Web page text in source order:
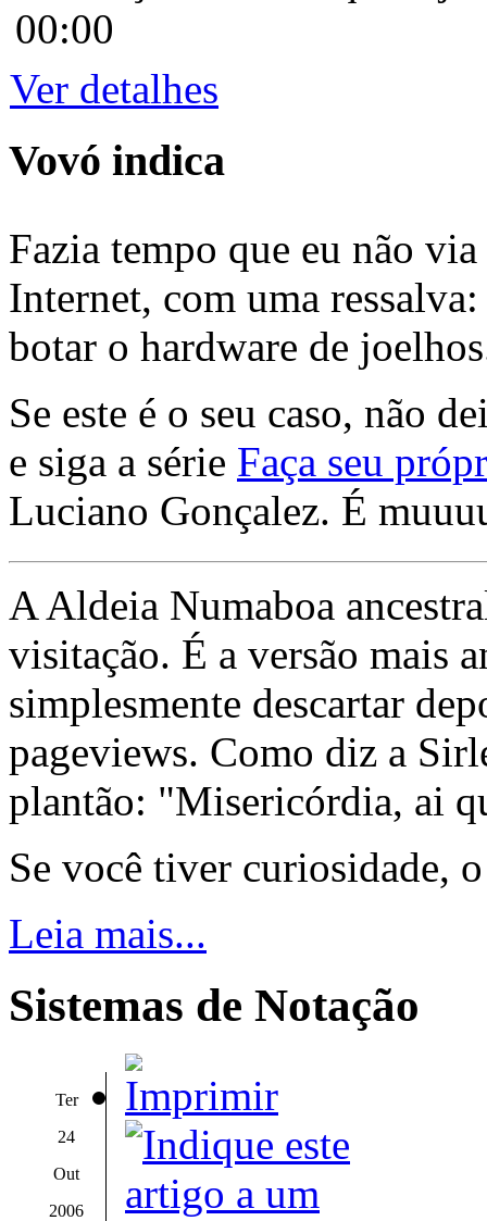
00:00
Ver detalhes
Vovó indica
Fazia tempo que eu não
Internet, com uma
botar o hardware de
Se este é o seu caso, não
e siga a série Faça seu
Luciano Gonçalez. É
A Aldeia Numaboa
visitação. É a versão mais
simplesmente descartar
pageviews. Como diz a
plantão: "Misericórdia, ai
Se você tiver curiosidade,
Leia mais...
Sistemas de Notação
Ter
24
Out
2006